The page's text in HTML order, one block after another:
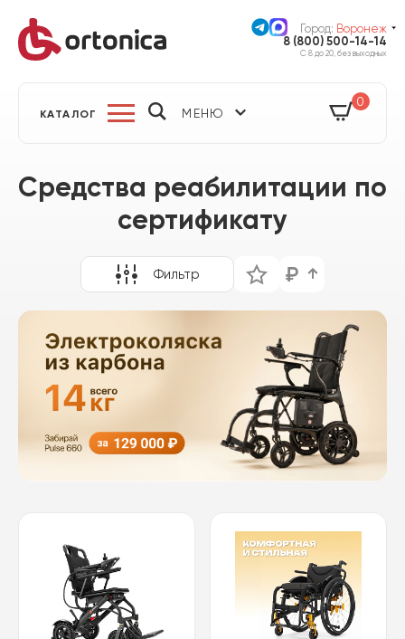
Город: Воронеж
8 (800) 500-14-14
С 8 до 20, без выходных
КАТАЛОГ МЕНЮ
0
Средства реабилитации по
сертификату
Фильтр